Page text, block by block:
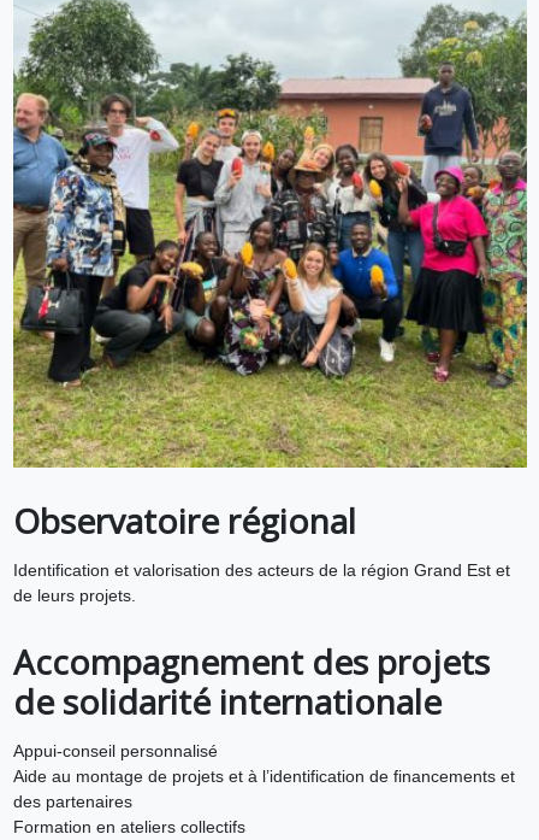
Observatoire régional
Identification et valorisation des acteurs de la région Grand Est et
de leurs projets.
Accompagnement des projets
de solidarité internationale
Appui-conseil personnalisé
Aide au montage de projets et à l’identification de financements et
des partenaires
Formation en ateliers collectifs